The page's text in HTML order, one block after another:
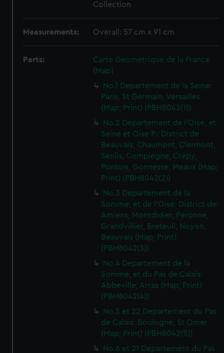
Collection
Measurements: Overall: 57 cm x 91 cm
Parts:
Carte Geometrique de la France
(Map)
No.1 Departement de la Seine:
Paris, St Germain, Versailles
(Map; Print) (PBH8042(1))
No.2 Departement de l'Oise, et
Seine et Oise P.: District de
Beauvais, Chaumont, Clermont,
Senlis, Compiegne, Crepy,
Pontois, Gonnesse, Meaux (Map;
Print) (PBH8042(2))
No.3 Departement de la
Somme, et de l'Oise: District de:
Amiens, Montdidier, Peronne,
Grandvillier, Breteuil, Noyon,
Beauvais (Map; Print)
(PBH8042(3))
No.4 Departement de la
Somme, et du Pas de Calais:
Abbeville, Arras (Map; Print)
(PBH8042(4))
No.5 et 22 Departement du Pas
de Calais: Boulogne, St Omer
(Map; Print) (PBH8042(5))
No.6 et 21 Departement du Pas